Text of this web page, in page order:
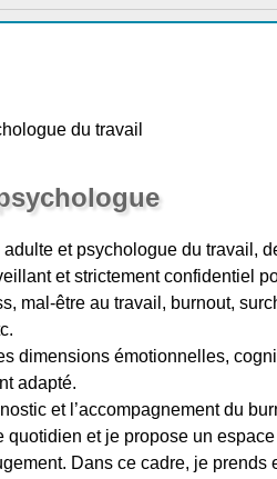
du travail
et psychologue du travail,
et strictement confidentiel
mal-être au travail, burnout,
dimensions émotionnelles,
adapté.
et l’accompagnement du
et je propose un
Dans ce cadre, je